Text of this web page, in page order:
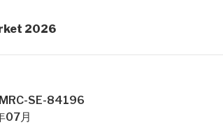
2026
SE-84196
07月